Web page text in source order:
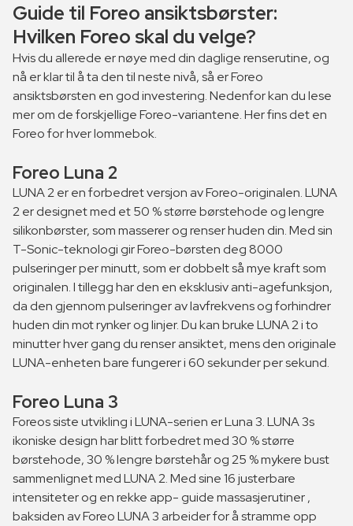
Guide til Foreo ansiktsbørster:
Hvilken Foreo skal du velge?
Hvis du allerede er nøye med din daglige renserutine, og
nå er klar til å ta den til neste nivå, så er Foreo
ansiktsbørsten en god investering. Nedenfor kan du lese
mer om de forskjellige Foreo-variantene. Her fins det en
Foreo for hver lommebok.
Foreo Luna 2
LUNA 2 er en forbedret versjon av Foreo-originalen. LUNA
2 er designet med et 50 % større børstehode og lengre
silikonbørster, som masserer og renser huden din. Med sin
T-Sonic-teknologi gir Foreo-børsten deg 8000
pulseringer per minutt, som er dobbelt så mye kraft som
originalen. I tillegg har den en eksklusiv anti-agefunksjon,
da den gjennom pulseringer av lavfrekvens og forhindrer
huden din mot rynker og linjer. Du kan bruke LUNA 2 i to
minutter hver gang du renser ansiktet, mens den originale
LUNA-enheten bare fungerer i 60 sekunder per sekund.
Foreo Luna 3
Foreos siste utvikling i LUNA-serien er Luna 3. LUNA 3s
ikoniske design har blitt forbedret med 30 % større
børstehode, 30 % lengre børstehår og 25 % mykere bust
sammenlignet med LUNA 2. Med sine 16 justerbare
intensiteter og en rekke app- guide massasjerutiner ,
baksiden av Foreo LUNA 3 arbeider for å stramme opp